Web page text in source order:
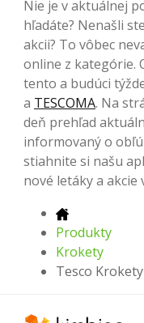
Nie je v aktuálnej
hľadáte? Nenašli
akcii? To vôbec
online z kategórie.
tento a budúci
a TESCOMA. Na
deň prehľad
informovaný o
stiahnite si našu
nové letáky a akcie
Produkty
Krokety
Tesco Krokety